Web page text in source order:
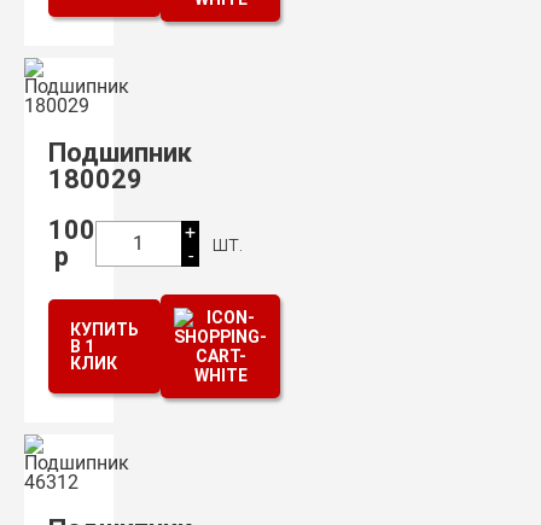
Подшипник
180029
100
р
1
+
-
шт.
КУПИТЬ
В 1
КЛИК